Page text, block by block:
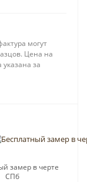
могут
Цена на
за
замер в черте
СПб